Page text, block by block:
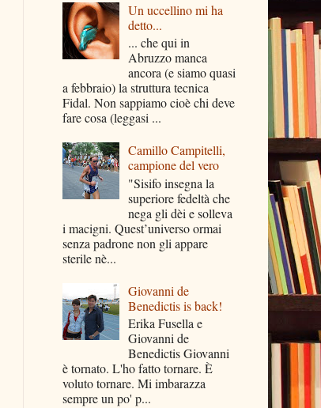
Un uccellino mi ha
detto...
... che qui in
Abruzzo manca
ancora (e siamo quasi
a febbraio) la struttura tecnica
Fidal. Non sappiamo cioè chi deve
fare cosa (leggasi ...
Camillo Campitelli,
campione del vero
"Sisifo insegna la
superiore fedeltà che
nega gli dèi e solleva
i macigni. Quest’universo ormai
senza padrone non gli appare
sterile nè...
Giovanni de
Benedictis is back!
Erika Fusella e
Giovanni de
Benedictis Giovanni
è tornato. L'ho fatto tornare. È
voluto tornare. Mi imbarazza
sempre un po' p...